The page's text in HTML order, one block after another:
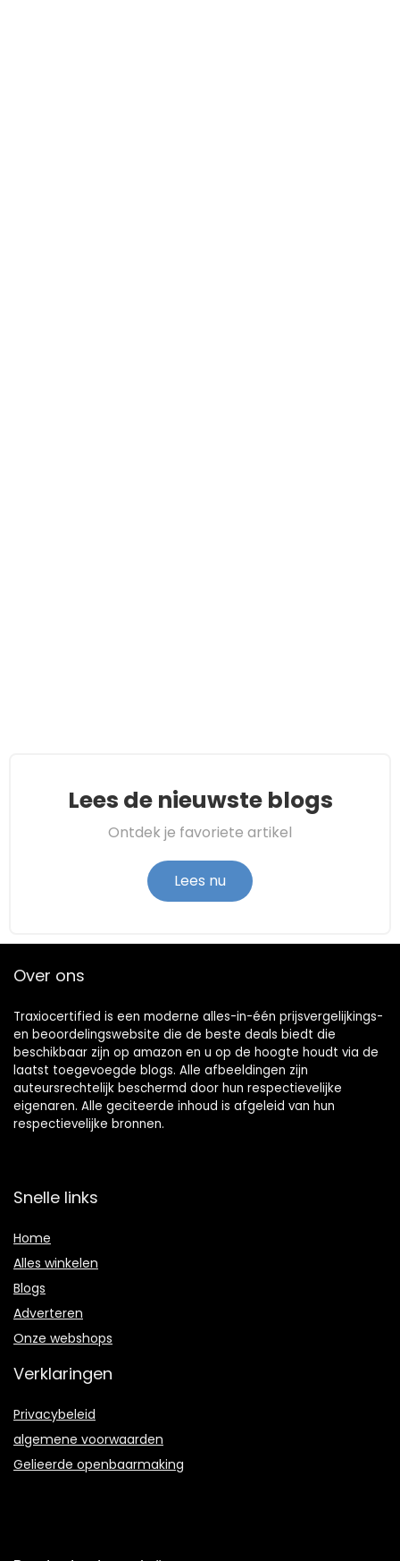
Lees de nieuwste blogs
Ontdek je favoriete artikel
Lees nu
Over ons
Traxiocertified is een moderne alles-in-één prijsvergelijkings-
en beoordelingswebsite die de beste deals biedt die
beschikbaar zijn op amazon en u op de hoogte houdt via de
laatst toegevoegde blogs. Alle afbeeldingen zijn
auteursrechtelijk beschermd door hun respectievelijke
eigenaren. Alle geciteerde inhoud is afgeleid van hun
respectievelijke bronnen.
Snelle links
Home
Alles winkelen
Blogs
Adverteren
Onze webshops
Verklaringen
Privacybeleid
algemene voorwaarden
Gelieerde openbaarmaking